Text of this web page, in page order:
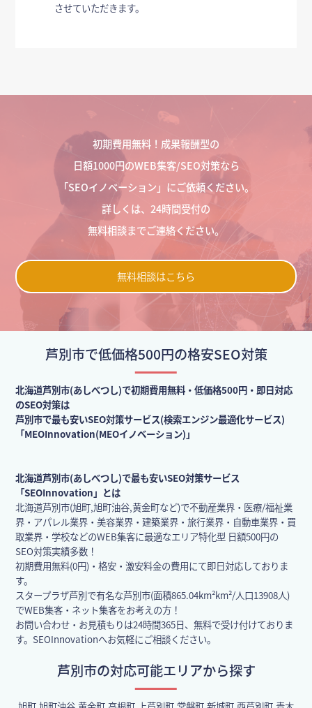
させていただきます。
初期費用無料！成果報酬型の
日額1000円のWEB集客/SEO対策なら
「SEOイノベーション」にご依頼ください。
詳しくは、24時間受付の
無料相談までご連絡ください。
無料相談はこちら
芦別市で低価格500円の格安SEO対策
北海道芦別市(あしべつし)で初期費用無料・低価格500円・即日対応
のSEO対策は
芦別市で最も安いSEO対策サービス(検索エンジン最適化サービス)
「MEOInnovation(MEOイノベーション)」
北海道芦別市(あしべつし)で最も安いSEO対策サービス
「SEOInnovation」とは
北海道芦別市(旭町,旭町油谷,黄金町など)で不動産業界・医療/福祉業
界・アパレル業界・美容業界・建築業界・旅行業界・自動車業界・買
取業界・学校などのWEB集客に最適なエリア特化型 日額500円の
SEO対策実績多数！
初期費用無料(0円)・格安・激安料金の費用にて即日対応しておりま
す。
スタープラザ芦別で有名な芦別市(面積865.04km²km²/人口13908人)
でWEB集客・ネット集客をお考えの方！
お問い合わせ・お見積もりは24時間365日、無料で受け付けておりま
す。SEOInnovationへお気軽にご相談ください。
芦別市の対応可能エリアから探す